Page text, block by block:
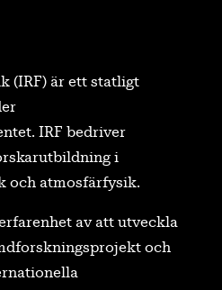
(IRF) är ett statligt
IRF bedriver
i
och atmosfärfysik.
erfarenhet av att utveckla
och